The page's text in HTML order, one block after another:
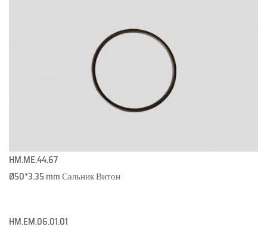
HM.ME.44.67
Ø50*3.35 mm Сальник Витон
HM.EM.06.01.01